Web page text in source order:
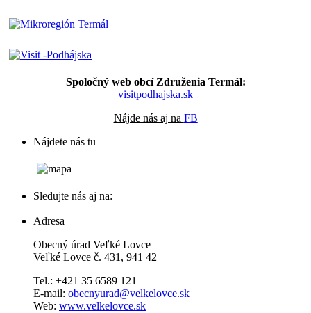
Spoločný web obcí Združenia Termál:
visitpodhajska.sk
Nájde nás aj na FB
Nájdete nás tu
Sledujte nás aj na:
Adresa
Obecný úrad Veľké Lovce
Veľké Lovce č. 431, 941 42
Tel.: +421 35 6589 121
E-mail: obecnyurad@velkelovce.sk
Web: www.velkelovce.sk